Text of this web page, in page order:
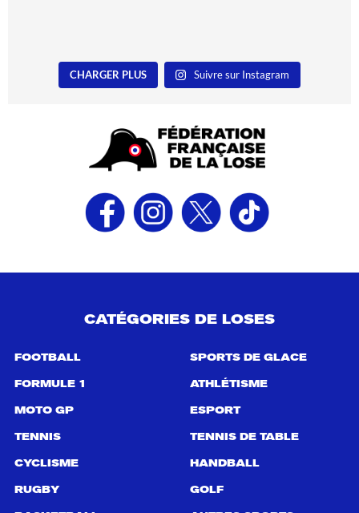
CHARGER PLUS Suivre sur Instagram
CATÉGORIES DE LOSES
FOOTBALL
FORMULE 1
MOTO GP
TENNIS
CYCLISME
RUGBY
SPORTS DE GLACE
ATHLÉTISME
ESPORT
TENNIS DE TABLE
HANDBALL
GOLF